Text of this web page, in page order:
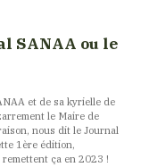
SANAA ou le
et de sa kyrielle de
le Maire de
nous dit le Journal
1ère édition,
ça en 2023 !